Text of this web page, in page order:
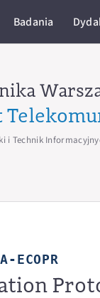
Badania
i Technik
ECOPR